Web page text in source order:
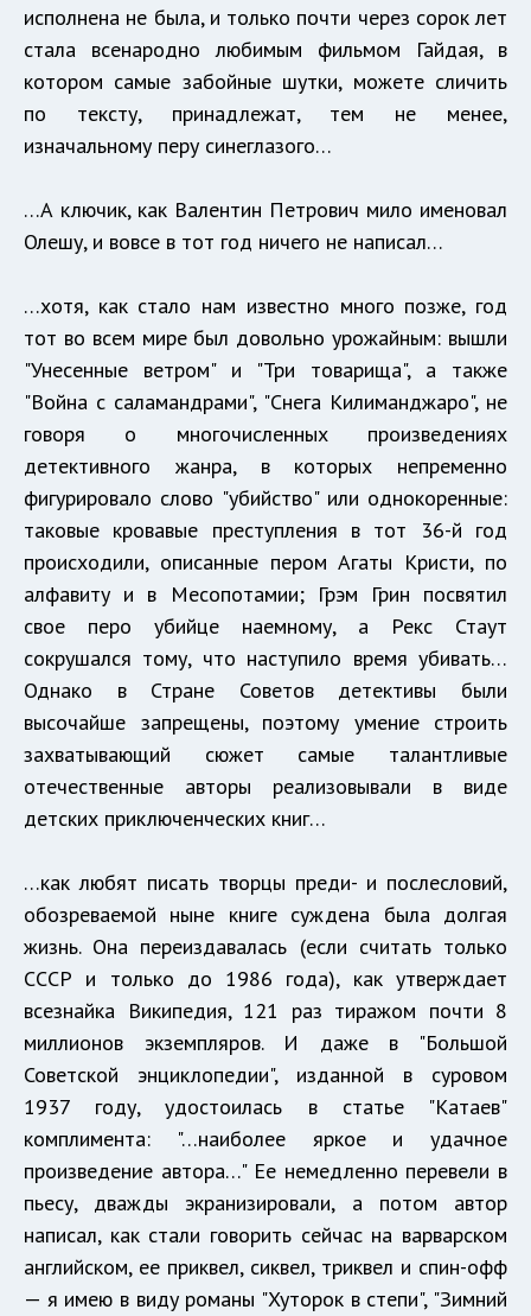
исполнена не была, и только почти через сорок лет
стала всенародно любимым фильмом Гайдая, в
котором самые забойные шутки, можете сличить
по тексту, принадлежат, тем не менее,
изначальному перу синеглазого…
…А ключик, как Валентин Петрович мило именовал
Олешу, и вовсе в тот год ничего не написал…
…хотя, как стало нам известно много позже, год
тот во всем мире был довольно урожайным: вышли
"Унесенные ветром" и "Три товарища", а также
"Война с саламандрами", "Снега Килиманджаро", не
говоря о многочисленных произведениях
детективного жанра, в которых непременно
фигурировало слово "убийство" или однокоренные:
таковые кровавые преступления в тот 36-й год
происходили, описанные пером Агаты Кристи, по
алфавиту и в Месопотамии; Грэм Грин посвятил
свое перо убийце наемному, а Рекс Стаут
сокрушался тому, что наступило время убивать…
Однако в Стране Советов детективы были
высочайше запрещены, поэтому умение строить
захватывающий сюжет самые талантливые
отечественные авторы реализовывали в виде
детских приключенческих книг…
…как любят писать творцы преди- и послесловий,
обозреваемой ныне книге суждена была долгая
жизнь. Она переиздавалась (если считать только
СССР и только до 1986 года), как утверждает
всезнайка Википедия, 121 раз тиражом почти 8
миллионов экземпляров. И даже в "Большой
Советской энциклопедии", изданной в суровом
1937 году, удостоилась в статье "Катаев"
комплимента: "…наиболее яркое и удачное
произведение автора…" Ее немедленно перевели в
пьесу, дважды экранизировали, а потом автор
написал, как стали говорить сейчас на варварском
английском, ее приквел, сиквел, триквел и спин-офф
— я имею в виду романы "Хуторок в степи", "Зимний